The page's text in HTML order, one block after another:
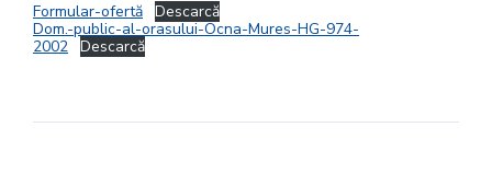
Formular-ofertă Descarcă
Dom.-public-al-orasului-Ocna-Mures-HG-974-
2002 Descarcă